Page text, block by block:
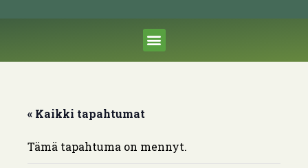
« Kaikki tapahtumat
Tämä tapahtuma on mennyt.